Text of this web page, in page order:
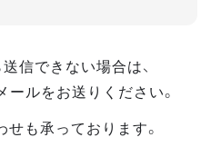
信できない場合は、
ールをお送りください。
も承っております。